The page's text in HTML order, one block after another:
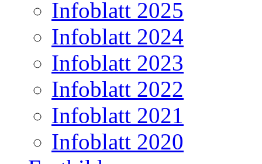
Infoblatt 2025
Infoblatt 2024
Infoblatt 2023
Infoblatt 2022
Infoblatt 2021
Infoblatt 2020